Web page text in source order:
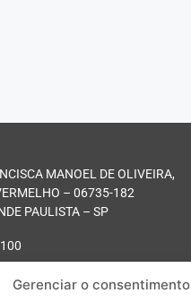
Gerenciar o consentimento
MANOEL DE OLIVEIRA,
– 06735-182
PAULISTA – SP